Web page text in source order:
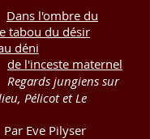
Dans l'ombre du
tabou du désir
déni
de l'inceste maternel
Regards jungiens sur
Pélicot et Le
Par Eve Pilyser